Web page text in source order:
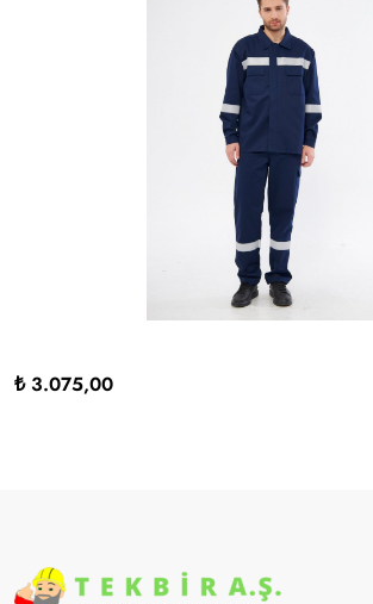
₺ 3.075,00